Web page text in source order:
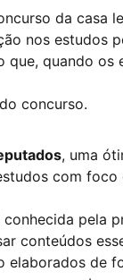
da casa
nos estudos
quando
concurso.
, uma
com
conhecida pela
conteúdos
elaborados de